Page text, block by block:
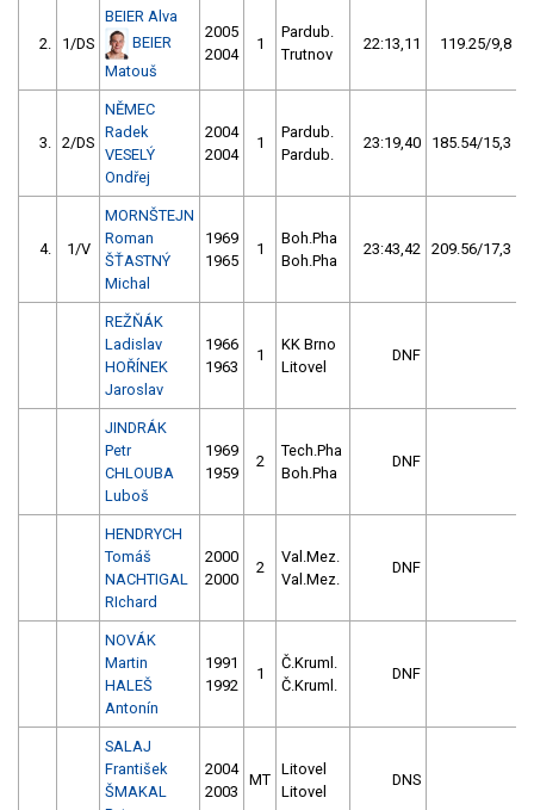
2. 1/DS
BEIER Alva
BEIER
Matouš
2005
2004
1
Pardub.
Trutnov
22:13,11 119.25/9,8
3. 2/DS
NĚMEC
Radek
VESELÝ
Ondřej
2004
2004
1
Pardub.
Pardub.
23:19,40 185.54/15,3
4. 1/V
MORNŠTEJN
Roman
ŠŤASTNÝ
Michal
1969
1965
1
Boh.Pha
Boh.Pha
23:43,42 209.56/17,3
REŽŇÁK
Ladislav
HOŘÍNEK
Jaroslav
1966
1963
1
KK Brno
Litovel
DNF
JINDRÁK
Petr
CHLOUBA
Luboš
1969
1959
2
Tech.Pha
Boh.Pha
DNF
HENDRYCH
Tomáš
NACHTIGAL
RIchard
2000
2000
2
Val.Mez.
Val.Mez.
DNF
NOVÁK
Martin
HALEŠ
Antonín
1991
1992
1
Č.Kruml.
Č.Kruml.
DNF
SALAJ
František
ŠMAKAL
2004
2003
MT
Litovel
Litovel
DNS